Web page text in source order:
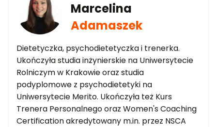
Marcelina
Adamaszek
Dietetyczka, psychodietetyczka i trenerka.
Ukończyła studia inżynierskie na Uniwersytecie
Rolniczym w Krakowie oraz studia
podyplomowe z psychodietetyki na
Uniwersytecie Merito. Ukończyła też Kurs
Trenera Personalnego oraz Women's Coaching
Certification akredytowany m.in. przez NSCA